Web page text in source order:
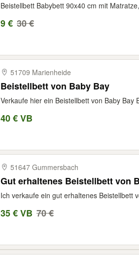
Beistellbett Babybett 90x40 cm mit
9 € 30 €
51709 Marienheide
Beistellbett von Baby Bay
Verkaufe hier ein Beistellbett von Baby
40 € VB
51647 Gummersbach
Gut erhaltenes Beistellbett von
Ich verkaufe ein gut erhaltenes Beistellbett
35 € VB 70 €